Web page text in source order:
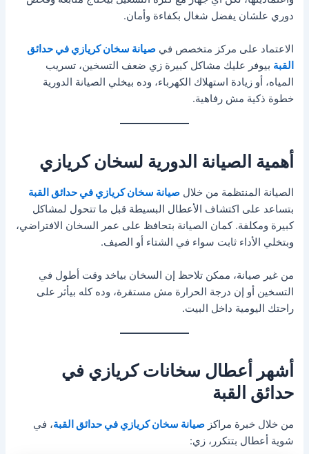
دوري علشان يفضل شغال بكفاءة وأمان.
الاعتماد على مركز متخصص فيصيانة سخان كريازي في حدائق
القبة بيوفر عليك مشاكل كبيرة زي ضعف التسخين، تسريب
المياه، أو زيادة استهلاك الكهرباء، وده بيخلي الصيانة الدورية
خطوة ذكية مش رفاهية.
أهمية الصيانة الدورية لسخان كريازي
الصيانة المنتظمة من خلالصيانة سخان كريازي في حدائق القبة
بتساعد على اكتشاف الأعطال البسيطة قبل ما تتحول لمشاكل
كبيرة ومكلفة. كمان الصيانة بتحافظ على عمر السخان الافتراضي،
وبتخلي الأداء ثابت سواء في الشتاء أو الصيف.
من غير صيانة، ممكن تلاحظ إن السخان بياخد وقت أطول في
التسخين أو إن درجة الحرارة مش مستقرة، وده كله بيأثر على
راحتك اليومية داخل البيت.
أشهر أعطال سخانات كريازي في
حدائق القبة
من خلال خبرة مراكزصيانة سخان كريازي في حدائق القبة، في
شوية أعطال بتتكرر، زي: